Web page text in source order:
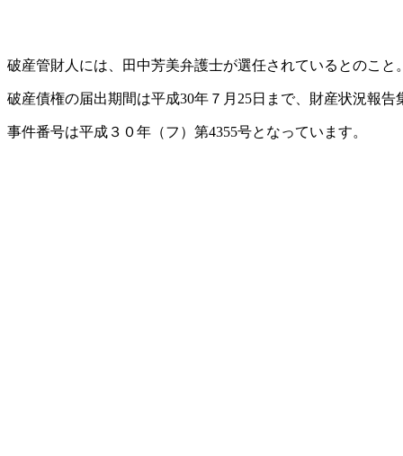
破産管財人には、田中芳美弁護士が選任されているとのこと
破産債権の届出期間は平成30年７月25日まで、財産状況報
事件番号は平成３０年（フ）第4355号となっています。